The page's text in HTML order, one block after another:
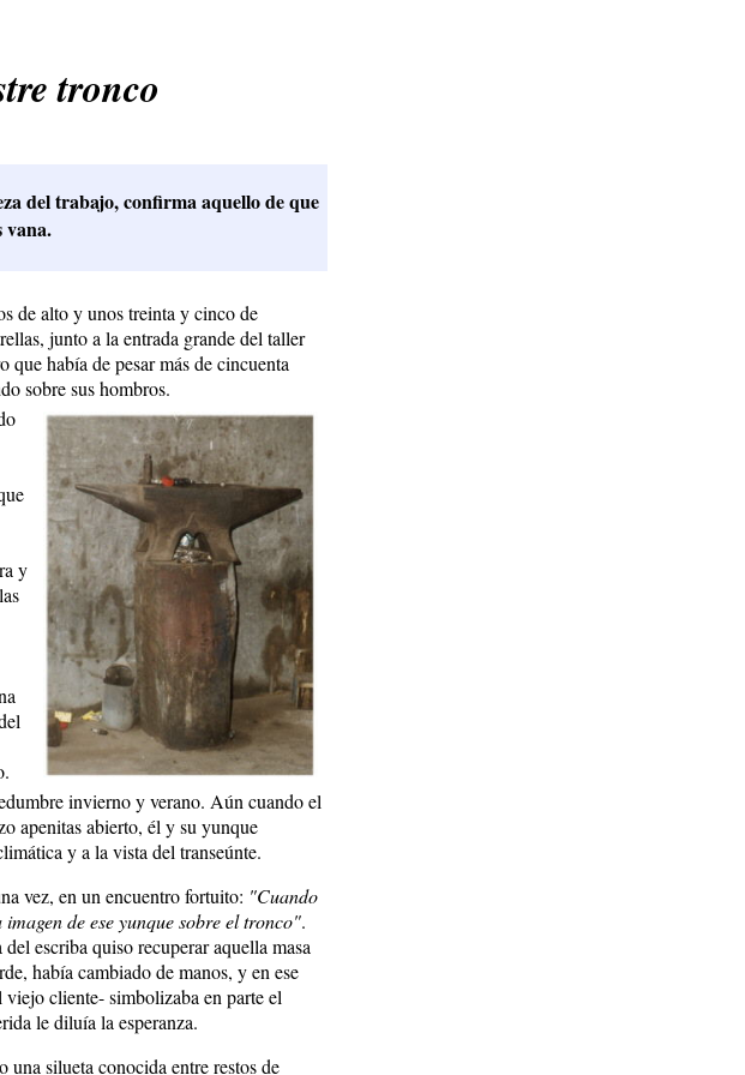
tronco
del trabajo, confirma aquello de que
vana.
de alto y unos treinta y cinco de
junto a la entrada grande del taller
había de pesar más de cincuenta
sobre sus hombros.
y
invierno y verano. Aún cuando el
apenitas abierto, él y su yunque
y a la vista del transeúnte.
vez, en un encuentro fortuito: "Cuando
de ese yunque sobre el tronco".
escriba quiso recuperar aquella masa
había cambiado de manos, y en ese
cliente- simbolizaba en parte el
le diluía la esperanza.
una silueta conocida entre restos de